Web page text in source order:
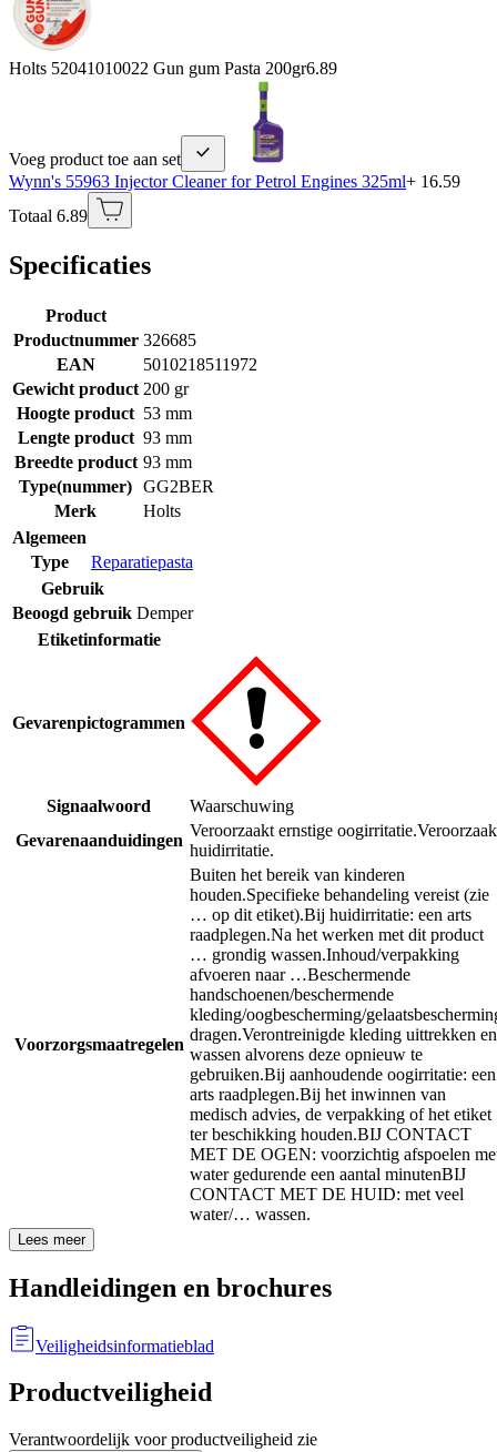
Holts 52041010022 Gun gum Pasta 200gr6.89
Voeg product toe aan set
Wynn's 55963 Injector Cleaner for Petrol Engines 325ml+ 16.59
Totaal 6.89
Specificaties
Product
Productnummer 326685
EAN
5010218511972
Gewicht product 200 gr
Hoogte product 53 mm
Lengte product 93 mm
Breedte product 93 mm
Type(nummer) GG2BER
Merk
Holts
Algemeen
Type
Reparatiepasta
Gebruik
Beoogd gebruik Demper
Etiketinformatie
Gevarenpictogrammen
Signaalwoord
Waarschuwing
Gevarenaanduidingen
Veroorzaakt ernstige oogirritatie.
huidirritatie.
Voorzorgsmaatregelen
Buiten het bereik van kinderen
houden.Specifieke behandeling vereist (zie
… op dit etiket).Bij huidirritatie: een arts
raadplegen.Na het werken met dit product
… grondig wassen.Inhoud/verpakking
afvoeren naar …Beschermende
handschoenen/beschermende
kleding/oogbescherming/
dragen.Verontreinigde kleding uittrekken en
wassen alvorens deze opnieuw te
gebruiken.Bij aanhoudende oogirritatie: een
arts raadplegen.Bij het inwinnen van
medisch advies, de verpakking of het etiket
ter beschikking houden.BIJ CONTACT
MET DE OGEN: voorzichtig afspoelen
water gedurende een aantal minutenBIJ
CONTACT MET DE HUID: met veel
water/… wassen.
Lees meer
Handleidingen en brochures
Veiligheidsinformatieblad
Productveiligheid
Verantwoordelijk voor productveiligheid zie